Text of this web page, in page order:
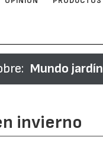
Mundo jardín
invierno